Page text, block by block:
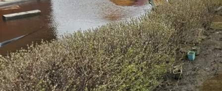
Происшествия
15.05.2026 08:48